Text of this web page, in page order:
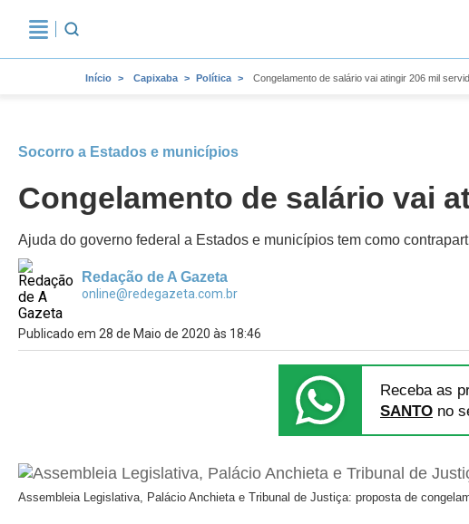
Início Capixaba Política Congelamento de salário vai atingir 206 mil
Socorro a Estados e municípios
Congelamento de salário vai
Ajuda do governo federal a Estados e municípios tem como
Redação de A Gazeta
online@redegazeta.com.br
Publicado em 28 de Maio de 2020 às 18:46
Receba as
SANTO no
Assembleia Legislativa, Palácio Anchieta e Tribunal de Justiça: proposta de